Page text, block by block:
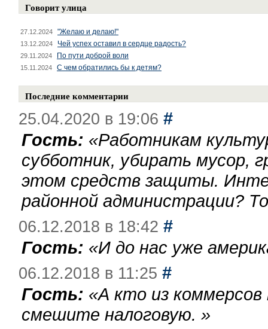
Говорит улица
27.12.2024 "Желаю и делаю!"
13.12.2024 Чей успех оставил в сердце радость?
29.11.2024 По пути доброй воли
15.11.2024 С чем обратились бы к детям?
Последние комментарии
25.04.2020 в 19:06 #
Гость: «Работникам
субботник, убирать мусор,
этом средств защиты.
районной администрации?
06.12.2018 в 18:42 #
Гость: «И до нас уже
06.12.2018 в 11:25 #
Гость: «А кто из
смешите налоговую. »